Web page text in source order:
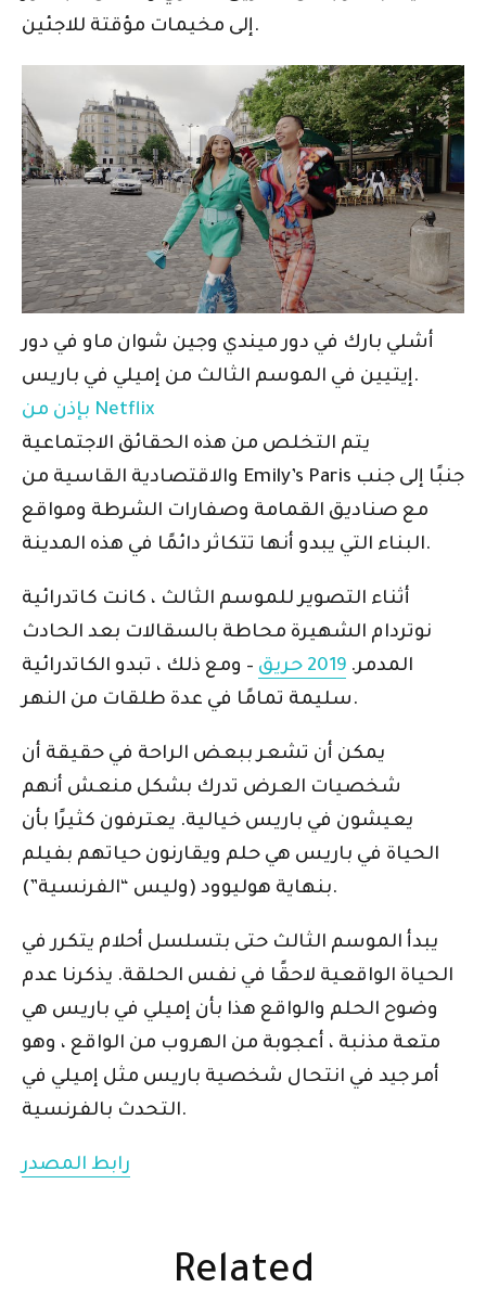
إلى مخيمات مؤقتة للاجئين.
أشلي بارك في دور ميندي وجين شوان ماو في دور
إيتيين في الموسم الثالث من إميلي في باريس.
بإذن من Netflix
يتم التخلص من هذه الحقائق الاجتماعية
والاقتصادية القاسية من Emily’s Paris جنبًا إلى جنب
مع صناديق القمامة وصفارات الشرطة ومواقع
البناء التي يبدو أنها تتكاثر دائمًا في هذه المدينة.
أثناء التصوير للموسم الثالث ، كانت كاتدرائية
نوتردام الشهيرة محاطة بالسقالات بعد الحادث
المدمر. 2019 حريق
– ومع ذلك ، تبدو الكاتدرائية
سليمة تمامًا في عدة طلقات من النهر.
يمكن أن تشعر ببعض الراحة في حقيقة أن
شخصيات العرض تدرك بشكل منعش أنهم
يعيشون في باريس خيالية. يعترفون كثيرًا بأن
الحياة في باريس هي حلم ويقارنون حياتهم بفيلم
بنهاية هوليوود (وليس “الفرنسية”).
يبدأ الموسم الثالث حتى بتسلسل أحلام يتكرر في
الحياة الواقعية لاحقًا في نفس الحلقة. يذكرنا عدم
وضوح الحلم والواقع هذا بأن إميلي في باريس هي
متعة مذنبة ، أعجوبة من الهروب من الواقع ، وهو
أمر جيد في انتحال شخصية باريس مثل إميلي في
التحدث بالفرنسية.
رابط المصدر
Related